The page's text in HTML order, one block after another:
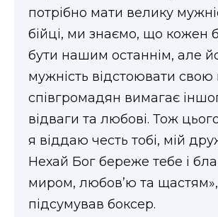
потрібно мати велику
бійці, ми знаємо, що кожен
бути нашим останнім, але
мужність відстоювати свою
співгромадян вимагає
відваги та любові. Тож
я віддаю честь тобі, мій
Нехай Бог береже тебе і
миром, любов’ю та
підсумував боксер.